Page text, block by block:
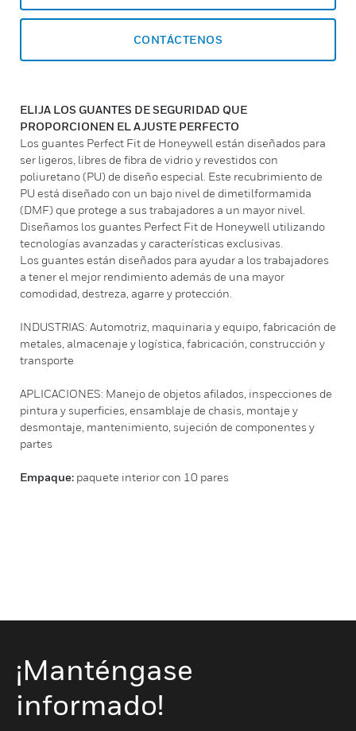
CONTÁCTENOS
ELIJA LOS GUANTES DE SEGURIDAD QUE
PROPORCIONEN EL AJUSTE PERFECTO
Los guantes Perfect Fit de Honeywell están diseñados para
ser ligeros, libres de fibra de vidrio y revestidos con
poliuretano (PU) de diseño especial. Este recubrimiento de
PU está diseñado con un bajo nivel de dimetilformamida
(DMF) que protege a sus trabajadores a un mayor nivel.
Diseñamos los guantes Perfect Fit de Honeywell utilizando
tecnologías avanzadas y características exclusivas.
Los guantes están diseñados para ayudar a los trabajadores
a tener el mejor rendimiento además de una mayor
comodidad, destreza, agarre y protección.
INDUSTRIAS: Automotriz, maquinaria y equipo, fabricación de
metales, almacenaje y logística, fabricación, construcción y
transporte
APLICACIONES: Manejo de objetos afilados, inspecciones de
pintura y superficies, ensamblaje de chasis, montaje y
desmontaje, mantenimiento, sujeción de componentes y
partes
Empaque: paquete interior con 10 pares
¡Manténgase
informado!